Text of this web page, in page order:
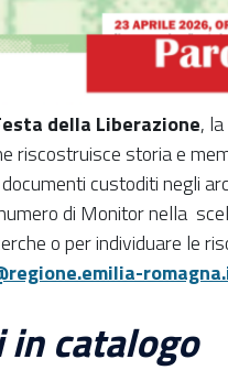
della Liberazione,
riscostruisce storia e
custoditi negli
di Monitor nella
o per individuare le
catalogo